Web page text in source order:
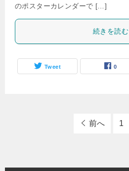
のポスターカレンダーで […]
続きを読む
Tweet 0
前へ 1